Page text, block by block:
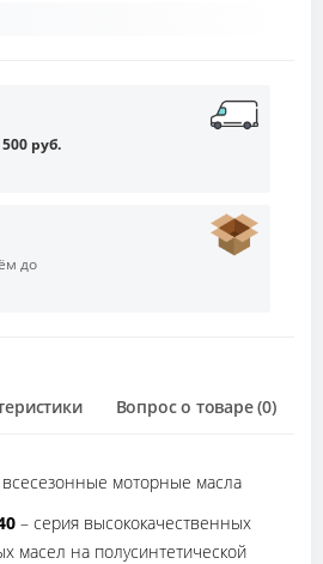
500 руб.
до
Вопрос о товаре (0)
моторные масла
– серия высококачественных
масел на полусинтетической